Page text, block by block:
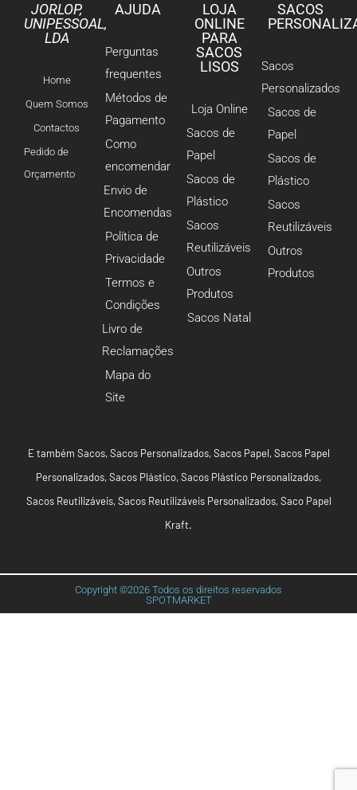
JORLOP,
UNIPESSOAL,
LDA
Home
Quem Somos
Contactos
Pedido de
Orçamento
AJUDA
Perguntas
frequentes
Métodos de
Pagamento
Como
encomendar
Envio de
Encomendas
Política de
Privacidade
Termos e
Condições
Livro de
Reclamações
Mapa do
Site
LOJA
ONLINE
PARA
SACOS
LISOS
Loja Online
Sacos de
Papel
Sacos de
Plástico
Sacos
Reutilizáveis
Outros
Produtos
Sacos Natal
SACOS
Sacos
Personalizados
Sacos de
Papel
Sacos de
Plástico
Sacos
Reutilizáveis
Outros
Produtos
E também Sacos,Sacos Personalizados,Sacos Papel,Sacos Papel
Personalizados,Sacos Plástico,Sacos Plástico Personalizados,
Sacos Reutilizáveis,Sacos Reutilizáveis Personalizados,Saco Papel
Kraft.
Copyright ©2026 Todos os direitos reservados
SPOTMARKET